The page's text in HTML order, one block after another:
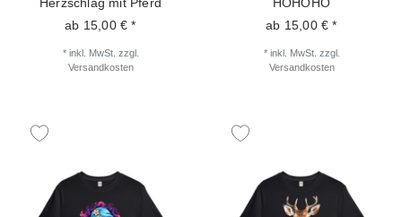
ab 15,00 € *
* inkl. MwSt. zzgl.
Versandkosten
ab 15,00 € *
* inkl. MwSt. zzgl.
Versandkosten